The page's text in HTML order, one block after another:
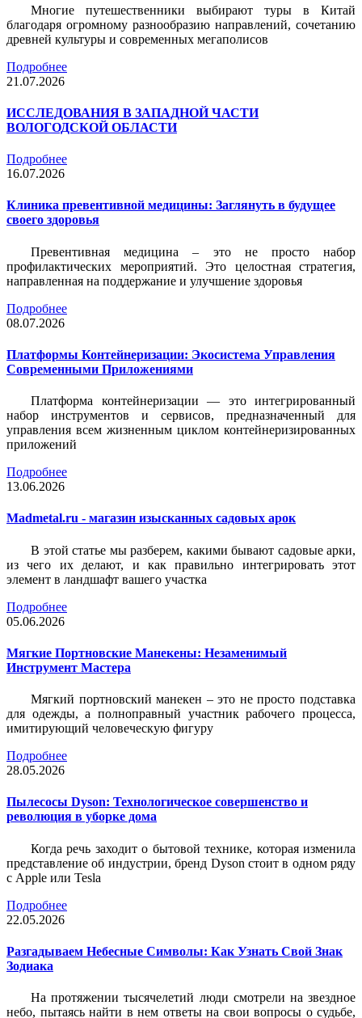
Многие путешественники выбирают туры в Китай
благодаря огромному разнообразию направлений, сочетанию
древней культуры и современных мегаполисов
Подробнее
21.07.2026
ИССЛЕДОВАНИЯ В ЗАПАДНОЙ ЧАСТИ
ВОЛОГОДСКОЙ ОБЛАСТИ
Подробнее
16.07.2026
Клиника превентивной медицины: Заглянуть в будущее
своего здоровья
Превентивная медицина – это не просто набор
профилактических мероприятий. Это целостная стратегия,
направленная на поддержание и улучшение здоровья
Подробнее
08.07.2026
Платформы Контейнеризации: Экосистема Управления
Современными Приложениями
Платформа контейнеризации — это интегрированный
набор инструментов и сервисов, предназначенный для
управления всем жизненным циклом контейнеризированных
приложений
Подробнее
13.06.2026
Madmetal.ru - магазин изысканных садовых арок
В этой статье мы разберем, какими бывают садовые арки,
из чего их делают, и как правильно интегрировать этот
элемент в ландшафт вашего участка
Подробнее
05.06.2026
Мягкие Портновские Манекены: Незаменимый
Инструмент Мастера
Мягкий портновский манекен – это не просто подставка
для одежды, а полноправный участник рабочего процесса,
имитирующий человеческую фигуру
Подробнее
28.05.2026
Пылесосы Dyson: Технологическое совершенство и
революция в уборке дома
Когда речь заходит о бытовой технике, которая изменила
представление об индустрии, бренд Dyson стоит в одном ряду
с Apple или Tesla
Подробнее
22.05.2026
Разгадываем Небесные Символы: Как Узнать Свой Знак
Зодиака
На протяжении тысячелетий люди смотрели на звездное
небо, пытаясь найти в нем ответы на свои вопросы о судьбе,